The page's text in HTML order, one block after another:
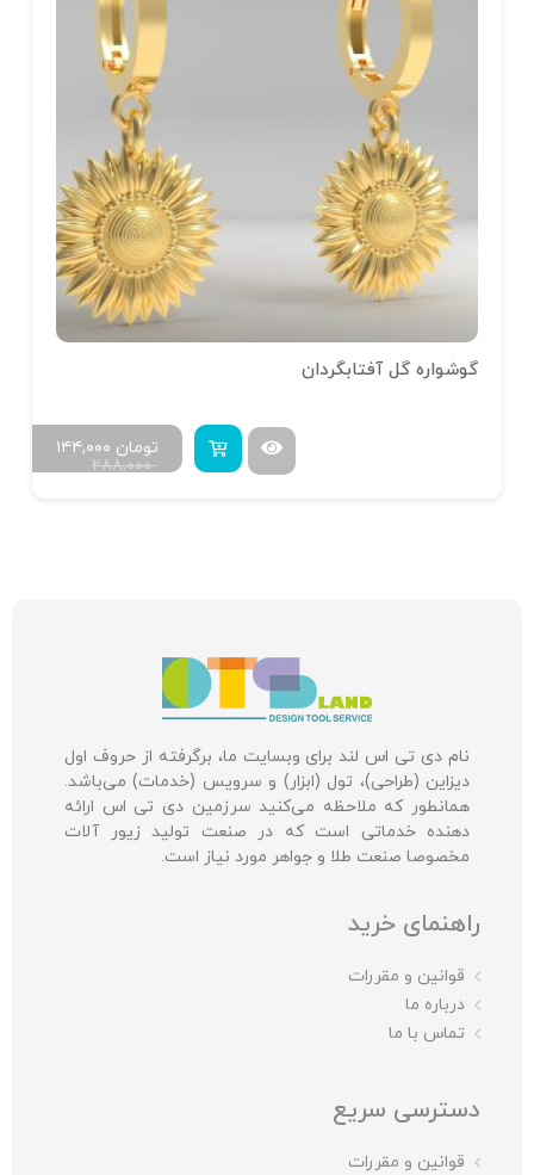
گوشواره گل آفتابگردان
۲۸۸,۰۰۰
۱۴۴,۰۰۰ تومان
نام دی تی اس لند برای وبسایت ما، برگرفته از حروف اول
دیزاین (طراحی)، تول (ابزار) و سرویس (خدمات) می‌باشد.
همانطور که ملاحظه می‌کنید سرزمین دی تی اس ارائه
دهنده خدماتی است که در صنعت تولید زیور آلات
مخصوصا صنعت طلا و جواهر مورد نیاز است.
راهنمای خرید
قوانین و مقررات
درباره ما
تماس با ما
دسترسی سریع
قوانین و مقررات